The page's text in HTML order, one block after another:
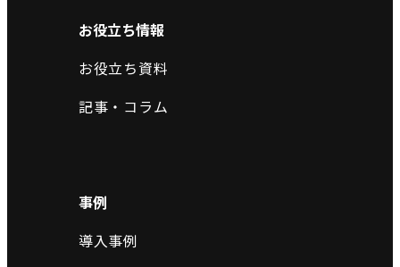
お役立ち情報
お役立ち資料
記事・コラム
事例
導入事例